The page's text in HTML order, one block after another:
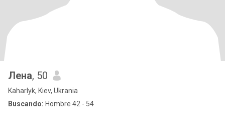
Лена, 50
Kaharlyk, Kiev, Ukrania
Buscando: Hombre 42 - 54